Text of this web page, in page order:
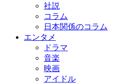
社説
コラム
日本関係のコラム
エンタメ
ドラマ
音楽
映画
アイドル